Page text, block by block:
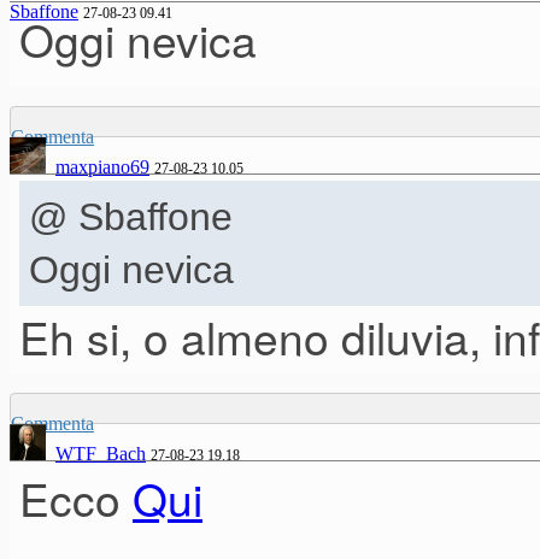
Sbaffone 27-08-23 09.41
Oggi nevica
Commenta
maxpiano69 27-08-23 10.05
@ Sbaffone
Oggi nevica
Eh si, o almeno diluvia,
Commenta
WTF_Bach 27-08-23 19.18
Ecco Qui